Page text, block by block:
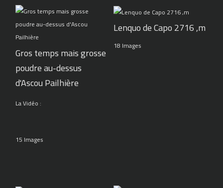
Gros temps mais grosse
poudre au-dessus
d'Ascou Pailhière
La Vidéo :
15 Images
Lenquo de Capo 2716 ,m
18 Images